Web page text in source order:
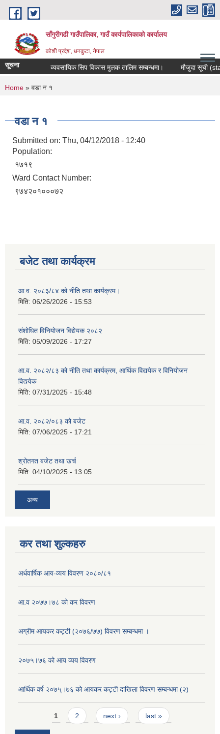
Skip to main content
साँगुरीगढी गाउँपालिका, गाउँ कार्यपालिकाको कार्यालय
कोशी प्रदेश, धनकुटा, नेपाल
सूचना व्यवसायिक सिप विकास मुलक तालिम सम्बन्धमा। मौजुदा सूची
You are here
Home » वडा न १
वडा न १
Submitted on: Thu, 04/12/2018 - 12:40
Population:
१७१९
Ward Contact Number:
९७४२०१०००७२
बजेट तथा कार्यक्रम
आ.व. २०८३/८४ को नीति तथा कार्यक्रम।
मिति: 06/26/2026 - 15:53
संशोधित विनियोजन विद्येयक २०८२
मिति: 05/09/2026 - 17:27
आ.व. २०८२/८३ को नीति तथा कार्यक्रम, आर्थिक विद्ययेक र विनियोजन
विद्ययेक
मिति: 07/31/2025 - 15:48
आ.व. २०८२/०८३ को बजेट
मिति: 07/06/2025 - 17:21
श्रोतगत बजेट तथा खर्च
मिति: 04/10/2025 - 13:05
अन्य
कर तथा शुल्कहरु
अर्धवार्षिक आय-व्यय विवरण २०८०/८१
आ.व २०७७।७८ को कर विवरण
अग्रीम आयकर कट्टी (२०७६/७७) विवरण सम्बन्धमा ।
२०७५।७६ को आय व्यय विवरण
आर्थिक वर्ष २०७५्।७६ को आयकर कट्टी दाखिला विवरण सम्बन्धमा (२)
Pages1 2 next › last »